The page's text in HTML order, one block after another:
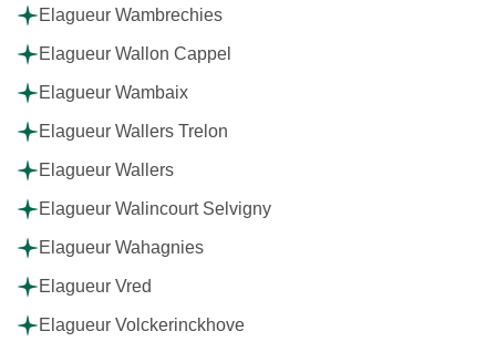
Elagueur Wambrechies
Elagueur Wallon Cappel
Elagueur Wambaix
Elagueur Wallers Trelon
Elagueur Wallers
Elagueur Walincourt Selvigny
Elagueur Wahagnies
Elagueur Vred
Elagueur Volckerinckhove